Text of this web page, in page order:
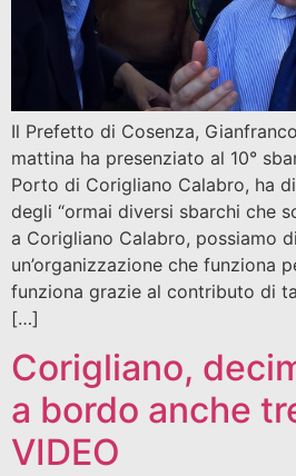
Il Prefetto di Cosenza,
mattina ha presenziato al 10°
Porto di Corigliano Calabro, ha
degli “ormai diversi sbarchi che
a Corigliano Calabro, possiamo
un’organizzazione che funziona
funziona grazie al contributo di
[…]
Corigliano,
a bordo anche
VIDEO